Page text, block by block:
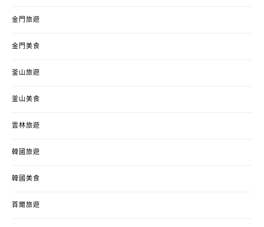
金門旅遊
金門美食
釜山旅遊
釜山美食
雲林旅遊
韓國旅遊
韓國美食
首爾旅遊